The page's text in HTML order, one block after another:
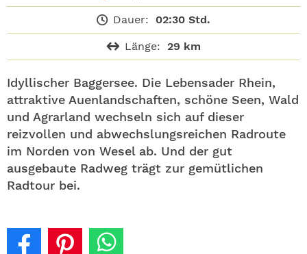
Dauer: 02:30 Std.
Länge: 29 km
Idyllischer Baggersee. Die Lebensader Rhein,
attraktive Auenlandschaften, schöne Seen, Wald
und Agrarland wechseln sich auf dieser
reizvollen und abwechslungsreichen Radroute
im Norden von Wesel ab. Und der gut
ausgebaute Radweg trägt zur gemütlichen
Radtour bei.
SHOP